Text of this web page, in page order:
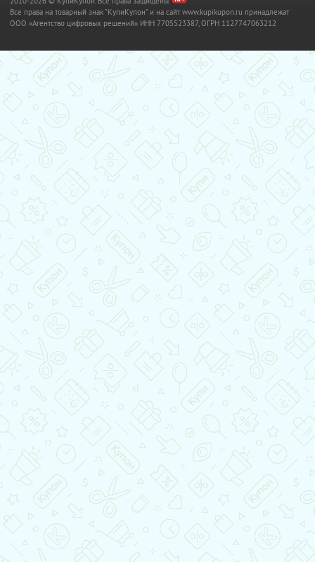
Все права на товарный знак "КупиКупон" и на сайт www.kupikupon.ru принадлежат
OOO «Агентство цифровых решений» ИНН 7705523387, ОГРН 1127747063212